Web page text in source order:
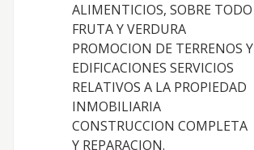
ALIMENTICIOS, SOBRE TODO
FRUTA Y VERDURA
PROMOCION DE TERRENOS Y
EDIFICACIONES SERVICIOS
RELATIVOS A LA PROPIEDAD
INMOBILIARIA
CONSTRUCCION COMPLETA
Y REPARACION.